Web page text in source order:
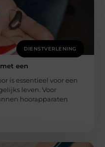
DIENSTVERLENING
een
is essentieel voor een
leven. Voor
hoorapparaten